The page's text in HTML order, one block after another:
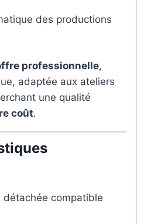
des productions
professionnelle,
adaptée aux ateliers
une qualité
coût.
compatible